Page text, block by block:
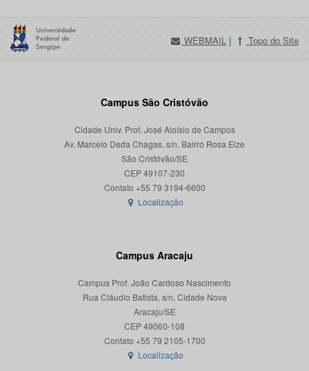
WEBMAIL | Topo do Site
Campus São Cristóvão
Cidade Univ. Prof. José Aloísio de Campos
Av. Marcelo Deda Chagas, s/n, Bairro Rosa Elze
São Cristóvão/SE
CEP 49107-230
Localização
Campus Aracaju
Campus Prof. João Cardoso Nascimento
Rua Cláudio Batista, s/n, Cidade Nova
Aracaju/SE
CEP 49060-108
Localização